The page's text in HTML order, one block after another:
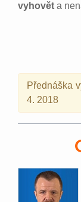
vyhovět a
Přednáška
4. 2018